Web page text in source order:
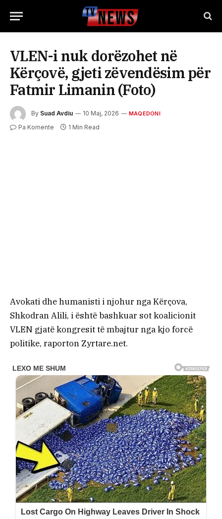
VLEN-i nuk dorëzohet në
Kërçovë, gjeti zëvendësim për
Fatmir Limanin (Foto)
By Suad Avdiu 10 Maj, 2026 MAQEDONI
Pa Komente 1 Min Read
Avokati dhe humanisti i njohur nga Kërçova,
Shkodran Alili, i është bashkuar sot koalicionit
VLEN gjatë kongresit të mbajtur nga kjo forcë
politike, raporton Zyrtare.net.